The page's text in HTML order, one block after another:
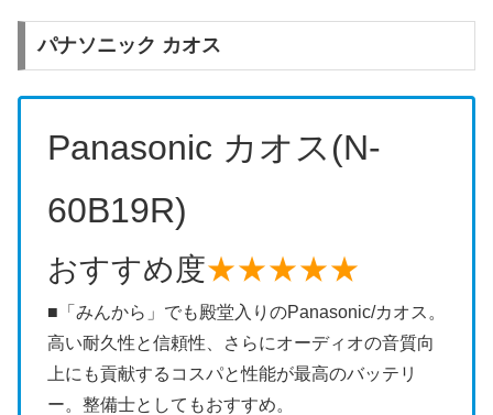
パナソニック カオス
Panasonic カオス(N-
60B19R)
おすすめ度★★★★★
■「みんから」でも殿堂入りのPanasonic/カオス。
高い耐久性と信頼性、さらにオーディオの音質向
上にも貢献するコスパと性能が最高のバッテリ
ー。整備士としてもおすすめ。